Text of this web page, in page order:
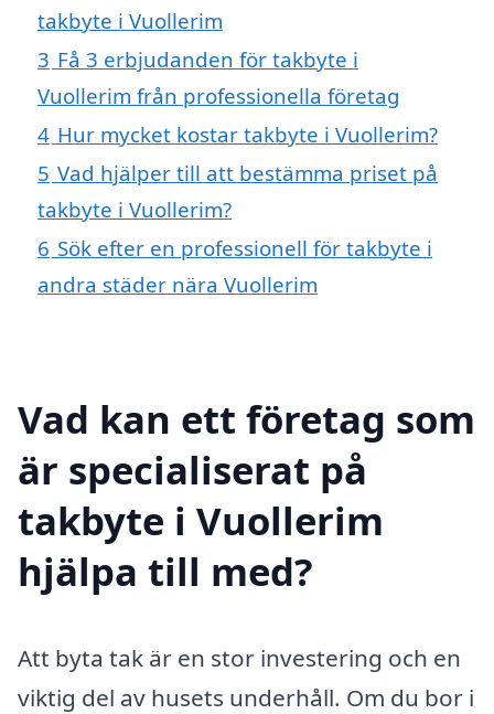
takbyte i Vuollerim
3 Få 3 erbjudanden för takbyte i
Vuollerim från professionella företag
4 Hur mycket kostar takbyte i Vuollerim?
5 Vad hjälper till att bestämma priset på
takbyte i Vuollerim?
6 Sök efter en professionell för takbyte i
andra städer nära Vuollerim
Vad kan ett företag som
är specialiserat på
takbyte i Vuollerim
hjälpa till med?
Att byta tak är en stor investering och en
viktig del av husets underhåll. Om du bor i